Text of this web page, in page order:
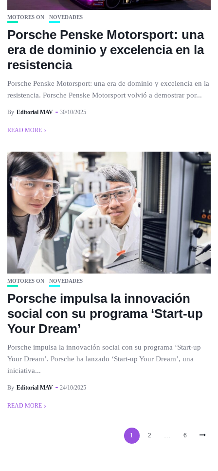
MOTORES ON NOVEDADES
Porsche Penske Motorsport: una
era de dominio y excelencia en la
resistencia
Porsche Penske Motorsport: una era de dominio y excelencia en la
resistencia. Porsche Penske Motorsport volvió a demostrar por...
By Editorial MAV 30/10/2025
READ MORE
MOTORES ON NOVEDADES
Porsche impulsa la innovación
social con su programa ‘Start-up
Your Dream’
Porsche impulsa la innovación social con su programa ‘Start-up
Your Dream’. Porsche ha lanzado ‘Start-up Your Dream’, una
iniciativa...
By Editorial MAV 24/10/2025
READ MORE
1 2 … 6